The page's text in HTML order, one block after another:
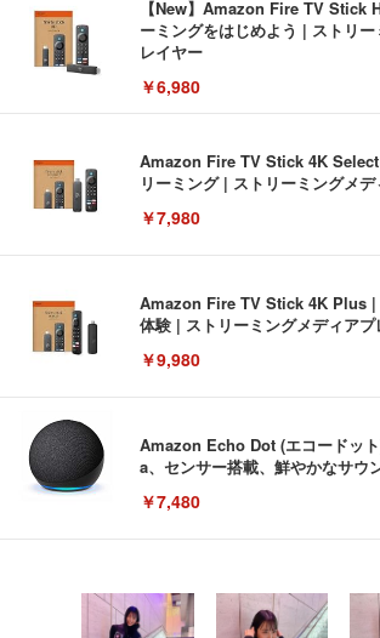
【New】Amazon Fire TV Stick
ーミングをはじめよう | ストリ
レイヤー
￥6,980
Amazon Fire TV Stick 4K Select
リーミング | ストリーミングメ
￥7,980
Amazon Fire TV Stick 4K Plus |
体験 | ストリーミングメディアプ
￥9,980
Amazon Echo Dot (エコードッ
a、センサー搭載、鮮やかなサウ
￥7,480
[EdoErgo] オフィスチェア 椅子
い 跳ね上げ式アームレスト コン
EIZO ビジネス向けプレミアムモ
EV3240X-WT | 31.5型4K UHD・
Amazonベーシック ペットシーツ